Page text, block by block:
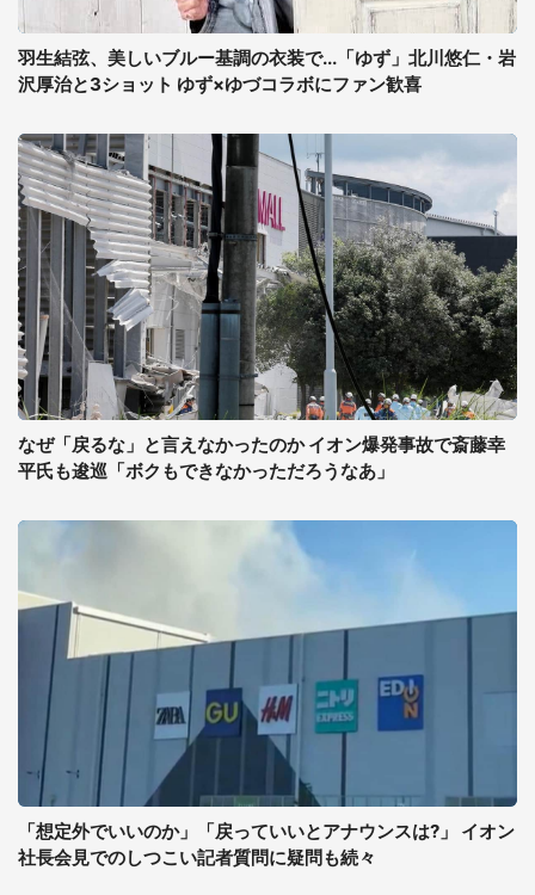
羽生結弦、美しいブルー基調の衣装で...「ゆず」北川悠仁・岩
沢厚治と3ショット ゆず×ゆづコラボにファン歓喜
なぜ「戻るな」と言えなかったのか イオン爆発事故で斎藤幸
平氏も逡巡「ボクもできなかっただろうなあ」
「想定外でいいのか」「戻っていいとアナウンスは?」 イオン
社長会見でのしつこい記者質問に疑問も続々